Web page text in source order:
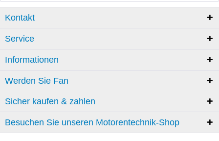
Kontakt
Service
Informationen
Werden Sie Fan
Sicher kaufen & zahlen
Besuchen Sie unseren Motorentechnik-Shop